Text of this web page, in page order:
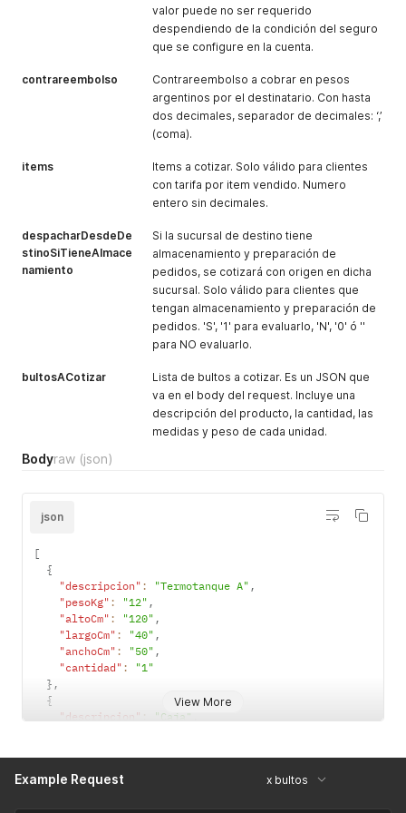
valor puede no ser requerido
despendiendo de la condición del seguro
que se configure en la cuenta.
contrareembolso
Contrareembolso a cobrar en pesos
argentinos por el destinatario. Con hasta
dos decimales, separador de decimales: ‘,’
(coma).
items
Items a cotizar. Solo válido para clientes
con tarifa por item vendido. Numero
entero sin decimales.
despacharDesdeDe
stinoSiTieneAlmace
namiento
Si la sucursal de destino tiene
almacenamiento y preparación de
pedidos, se cotizará con origen en dicha
sucursal. Solo válido para clientes que
tengan almacenamiento y preparación de
pedidos. 'S', '1' para evaluarlo, 'N', '0' ó ''
para NO evaluarlo.
bultosACotizar
Lista de bultos a cotizar. Es un JSON que
va en el body del request. Incluye una
descripción del producto, la cantidad, las
medidas y peso de cada unidad.
Bodyraw (json)
View More
json
[
{
"descripcion" : "Termotanque A" ,
"pesoKg" : "12" ,
"altoCm" : "120" ,
"largoCm" : "40" ,
"anchoCm" : "50" ,
"cantidad" :
"1"
} ,
{
"descripcion" : "Caja"
"anchoCm":
Example Request x bultos